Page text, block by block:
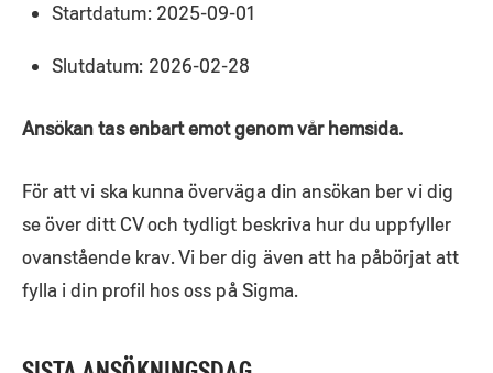
Startdatum: 2025-09-01
Slutdatum: 2026-02-28
Ansökan tas enbart emot genom vår hemsida.
För att vi ska kunna överväga din ansökan ber vi dig
se över ditt CV och tydligt beskriva hur du uppfyller
ovanstående krav. Vi ber dig även att ha påbörjat att
fylla i din profil hos oss på Sigma.